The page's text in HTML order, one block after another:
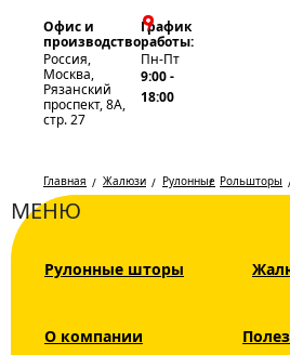
Офис и
производство
Россия,
Москва,
Рязанский
проспект, 8А,
стр. 27
График
работы:
Пн-Пт
9:00 -
18:00
МЕНЮ
Рулонные шторы
О компании
Главная Жалюзи
Рулонные
шторы
Рольшторы
Каталог
Рулонные шторы